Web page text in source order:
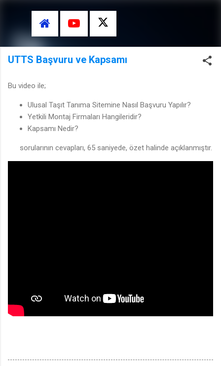
Ana içeriğe atla
UTTS Başvuru ve Kapsamı
Bu video ile;
Ulusal Taşıt Tanıma Sitemine Nasıl Başvuru Yapılır?
Yetkili Montaj Firmaları Hangileridir?
Kapsamı Nedir?
sorularının cevapları, 65 saniyede, özet halinde açıklanmıştır.